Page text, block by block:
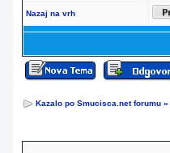
Nazaj na vrh
Kazalo po Smucisca.net forumu »